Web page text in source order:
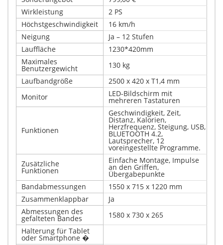
Wirkleistung
2 PS
Höchstgeschwindigkeit
16 km/h
Neigung
Ja – 12 Stufen
Lauffläche
1230*420mm
Maximales
Benutzergewicht
130 kg
Laufbandgröße
2500 x 420 x T1,4 mm
Monitor
LED-Bildschirm mit
mehreren Tastaturen
Funktionen
Geschwindigkeit, Zeit,
Distanz, Kalorien,
Herzfrequenz, Steigung, USB,
BLUETOOTH 4.2,
Lautsprecher, 12
voreingestellte Programme.
Zusätzliche
Funktionen
Einfache Montage, Impulse
an den Griffen,
Übergabepunkte
Bandabmessungen
1550 x 715 x 1220 mm
Zusammenklappbar
Ja
Abmessungen des
gefalteten Bandes
1580 x 730 x 265
Halterung für Tablet
oder Smartphone �